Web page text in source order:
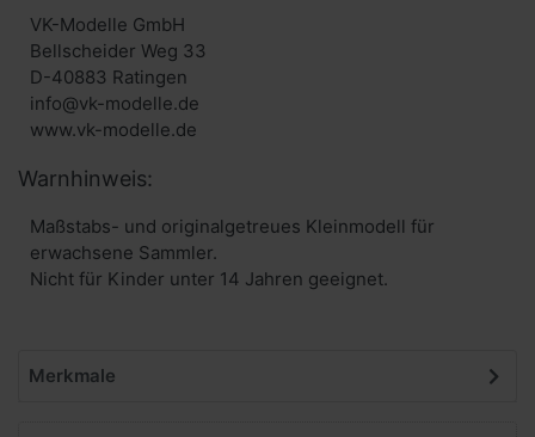
VK-Modelle GmbH
Bellscheider Weg 33
D-40883 Ratingen
info@vk-modelle.de
www.vk-modelle.de
Warnhinweis:
Maßstabs- und originalgetreues Kleinmodell für
erwachsene Sammler.
Nicht für Kinder unter 14 Jahren geeignet.
Merkmale